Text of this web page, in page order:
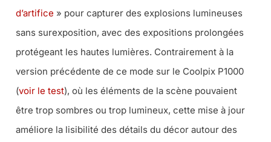
d’artifice » pour capturer des explosions lumineuses
sans surexposition, avec des expositions prolongées
protégeant les hautes lumières. Contrairement à la
version précédente de ce mode sur le Coolpix P1000
(voir le test), où les éléments de la scène pouvaient
être trop sombres ou trop lumineux, cette mise à jour
améliore la lisibilité des détails du décor autour des